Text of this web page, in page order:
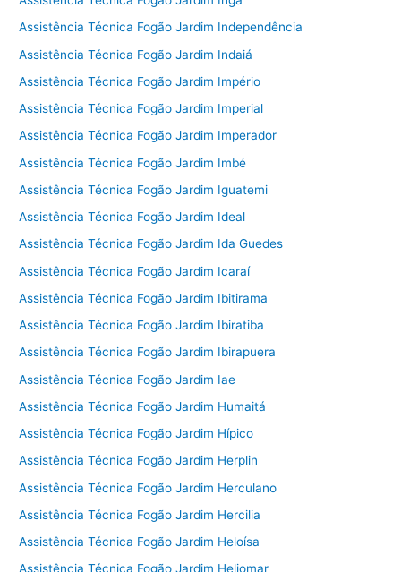
Assistência Técnica Fogão Jardim Independência
Assistência Técnica Fogão Jardim Indaiá
Assistência Técnica Fogão Jardim Império
Assistência Técnica Fogão Jardim Imperial
Assistência Técnica Fogão Jardim Imperador
Assistência Técnica Fogão Jardim Imbé
Assistência Técnica Fogão Jardim Iguatemi
Assistência Técnica Fogão Jardim Ideal
Assistência Técnica Fogão Jardim Ida Guedes
Assistência Técnica Fogão Jardim Icaraí
Assistência Técnica Fogão Jardim Ibitirama
Assistência Técnica Fogão Jardim Ibiratiba
Assistência Técnica Fogão Jardim Ibirapuera
Assistência Técnica Fogão Jardim Iae
Assistência Técnica Fogão Jardim Humaitá
Assistência Técnica Fogão Jardim Hípico
Assistência Técnica Fogão Jardim Herplin
Assistência Técnica Fogão Jardim Herculano
Assistência Técnica Fogão Jardim Hercilia
Assistência Técnica Fogão Jardim Heloísa
Assistência Técnica Fogão Jardim Heliomar